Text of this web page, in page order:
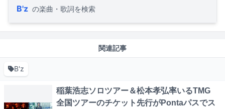
B'z の楽曲・歌詞を検索
関連記事
B'z
稲葉浩志ソロツアー＆松本孝弘率いるTMG
全国ツアーのチケット先行がPontaパスでス